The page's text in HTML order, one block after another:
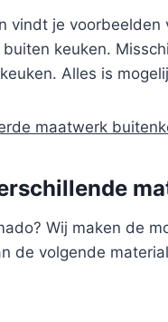
vindt je
keuken.
Alles is
maatwerk
Wij maken de
de volgende